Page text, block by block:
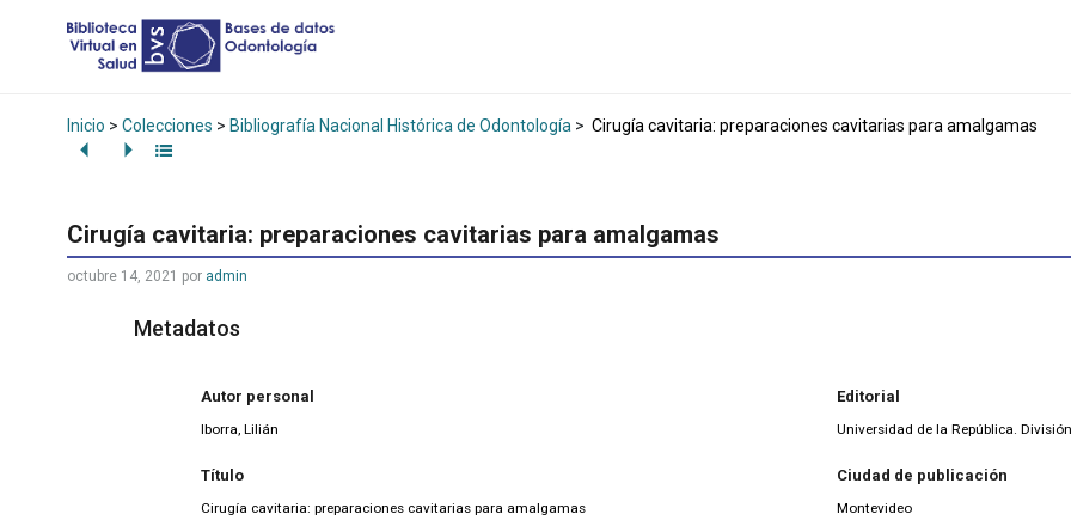
Inicio > Colecciones > Bibliografía Nacional Histórica de Odontología > Cirugía cavitaria: preparaciones cavitarias para amalgamas
Cirugía cavitaria: preparaciones cavitarias para amalgamas
octubre 14, 2021 por admin
Metadatos
Autor personal
Iborra, Lilián
Título
Cirugía cavitaria: preparaciones cavitarias para amalgamas
Editorial
Universidad de la República.
Ciudad de publicación
Montevideo